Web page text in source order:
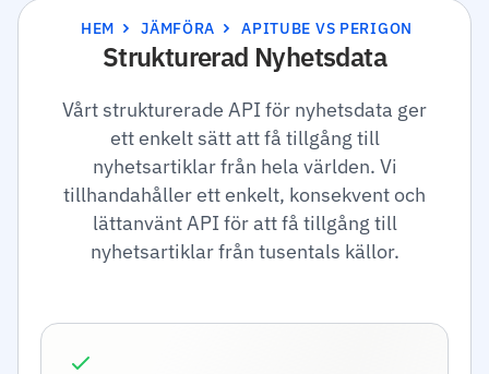
HEM JÄMFÖRA APITUBE VS PERIGON
Strukturerad Nyhetsdata
Vårt strukturerade API för nyhetsdata ger
ett enkelt sätt att få tillgång till
nyhetsartiklar från hela världen. Vi
tillhandahåller ett enkelt, konsekvent och
lättanvänt API för att få tillgång till
nyhetsartiklar från tusentals källor.